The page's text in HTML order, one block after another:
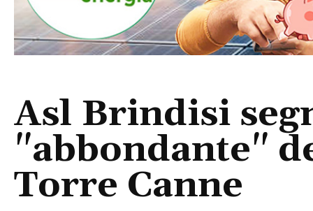
Asl Brindisi
"abbondante"
Torre Canne